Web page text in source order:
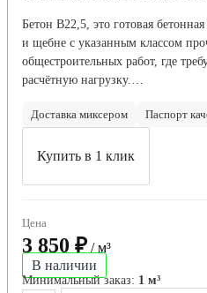
Бетон В22,5, это готовая
и щебне с указанным классом
общестроительных работ, где
расчётную нагрузку.…
Доставка миксером Паспорт
Купить в 1 клик
Цена
3 850 ₽ / м³
В наличии
Минимальный заказ: 1 м³